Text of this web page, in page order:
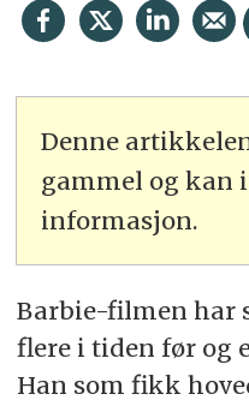
Denne
gammel og kan
informasjon.
Barbie-filmen har
flere i tiden før og
Han som fikk